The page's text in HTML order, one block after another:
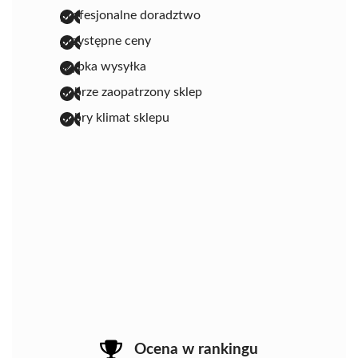
profesjonalne doradztwo
przystępne ceny
szybka wysyłka
dobrze zaopatrzony sklep
dobry klimat sklepu
Ocena w rankingu